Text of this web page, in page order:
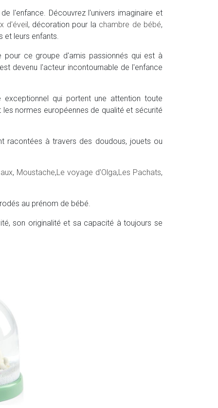
l'enfance. Découvrez l'univers imaginaire et
d'éveil, décoration pour la chambre de bébé,
leurs enfants.
pour ce groupe d'amis passionnés qui est à
devenu l'acteur incontournable de l'enfance
qui portent une attention toute
normes européennes de qualité et sécurité
racontées à travers des doudous, jouets ou
, Moustache,Le voyage d'Olga,Les Pachats,
au prénom de bébé.
son originalité et sa capacité à toujours se